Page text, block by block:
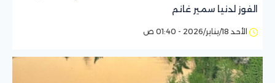
الفوز لدنيا سمير غانم
الأحد 18/يناير/2026 - 01:40 ص